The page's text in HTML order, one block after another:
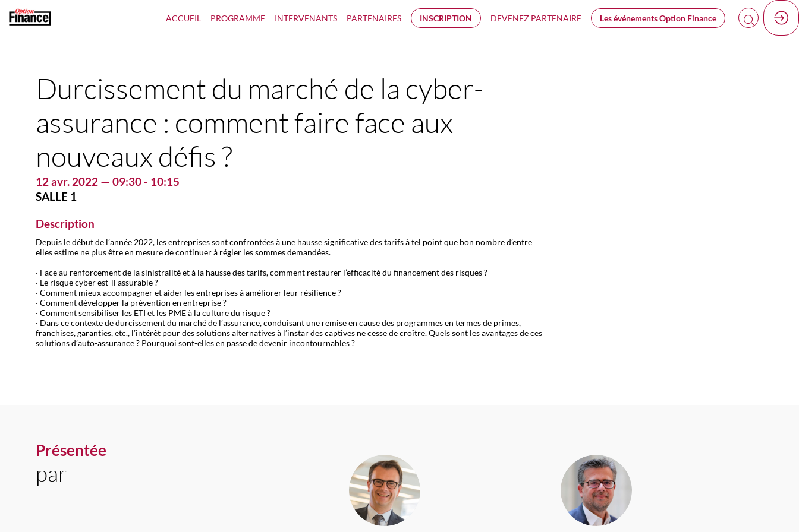
ACCUEIL PROGRAMME INTERVENANTS PARTENAIRES INSCRIPTION DEVENEZ PARTENAIRE Les événements Option Finance
Durcissement du marché de la cyber-
assurance : comment faire face aux
nouveaux défis ?
12 avr. 2022 — 09:30 - 10:15
SALLE 1
Description
Depuis le début de l’année 2022, les entreprises sont confrontées à une hausse significative des tarifs à tel point que bon nombre d’entre
elles estime ne plus être en mesure de continuer à régler les sommes demandées.
· Face au renforcement de la sinistralité et à la hausse des tarifs, comment restaurer l’efficacité du financement des risques ?
· Le risque cyber est-il assurable ?
· Comment mieux accompagner et aider les entreprises à améliorer leur résilience ?
· Comment développer la prévention en entreprise ?
· Comment sensibiliser les ETI et les PME à la culture du risque ?
· Dans ce contexte de durcissement du marché de l’assurance, conduisant une remise en cause des programmes en termes de primes,
franchises, garanties, etc., l’intérêt pour des solutions alternatives à l’instar des captives ne cesse de croître. Quels sont les avantages de ces
Présentée
par
PC CD